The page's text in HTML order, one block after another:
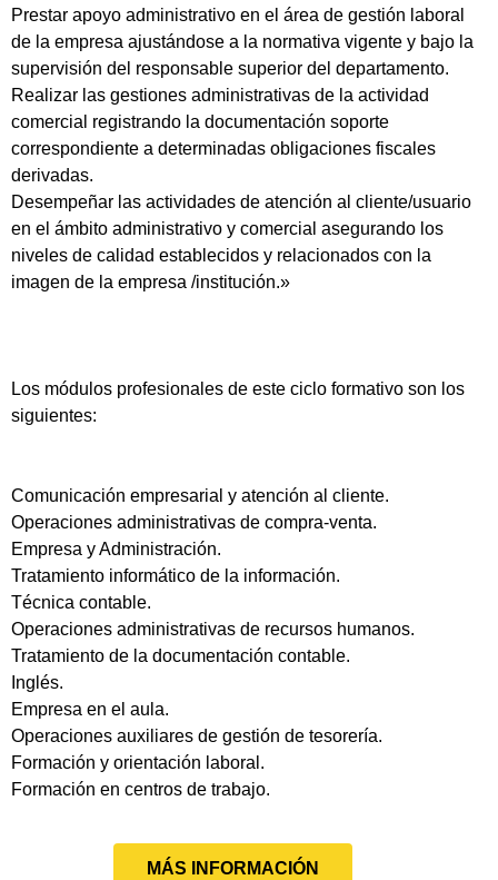
Prestar apoyo administrativo en el área de gestión laboral
de la empresa ajustándose a la normativa vigente y bajo la
supervisión del responsable superior del departamento.
Realizar las gestiones administrativas de la actividad
comercial registrando la documentación soporte
correspondiente a determinadas obligaciones fiscales
derivadas.
Desempeñar las actividades de atención al cliente/usuario
en el ámbito administrativo y comercial asegurando los
niveles de calidad establecidos y relacionados con la
imagen de la empresa /institución.»
Los módulos profesionales de este ciclo formativo son los
siguientes:
Comunicación empresarial y atención al cliente.
Operaciones administrativas de compra-venta.
Empresa y Administración.
Tratamiento informático de la información.
Técnica contable.
Operaciones administrativas de recursos humanos.
Tratamiento de la documentación contable.
Inglés.
Empresa en el aula.
Operaciones auxiliares de gestión de tesorería.
Formación y orientación laboral.
Formación en centros de trabajo.
MÁS INFORMACIÓN